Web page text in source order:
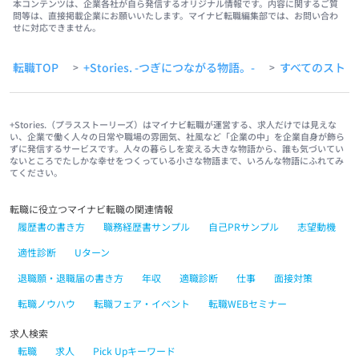
本コンテンツは、企業各社が自ら発信するオリジナル情報です。内容に関するご質
問等は、直接掲載企業にお願いいたします。マイナビ転職編集部では、お問い合わ
せに対応できません。
転職TOP > +Stories. -つぎにつながる物語。- > すべてのスト
+Stories.（プラスストーリーズ）はマイナビ転職が運営する、求人だけでは見えな
い、企業で働く人々の日常や職場の雰囲気、社風など「企業の中」を企業自身が飾ら
ずに発信するサービスです。人々の暮らしを変える大きな物語から、誰も気づいてい
ないところでたしかな幸せをつくっている小さな物語まで、いろんな物語にふれてみ
てください。
転職に役立つマイナビ転職の関連情報
履歴書の書き方
職務経歴書サンプル 自己PRサンプル
志望動機
適性診断
Uターン
退職願・退職届の書き方
年収 適職診断 仕事
面接対策
転職ノウハウ
転職フェア・イベント 転職WEBセミナー
求人検索
転職
求人 Pick Upキーワード